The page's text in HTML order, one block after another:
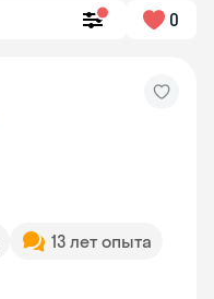
0
13 лет опыта